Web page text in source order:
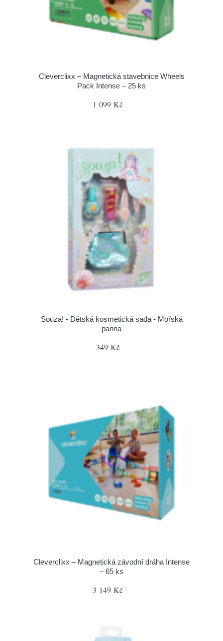
Cleverclixx – Magnetická stavebnice Wheels
Pack Intense – 25 ks
1 099 Kč
Souza! - Dětská kosmetická sada - Mořská
panna
349 Kč
Cleverclixx – Magnetická závodní dráha Intense
– 65 ks
3 149 Kč